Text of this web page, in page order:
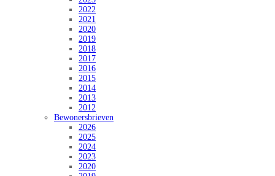
2022
2021
2020
2019
2018
2017
2016
2015
2014
2013
2012
Bewonersbrieven
2026
2025
2024
2023
2020